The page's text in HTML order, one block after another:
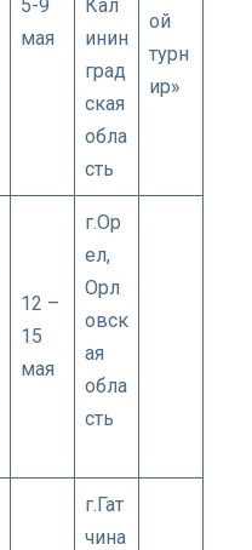
5-9
мая
Кал
инин
град
ская
обла
сть
ой
турн
ир»
12 –
15
мая
г.Ор
ел,
Орл
овск
ая
обла
сть
г.Гат
чина